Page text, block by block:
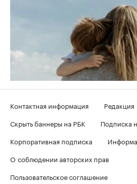
Контактная информация
Редакция
Скрыть баннеры на РБК
Подписка
Корпоративная подписка
О соблюдении авторских прав
Пользовательское соглашение